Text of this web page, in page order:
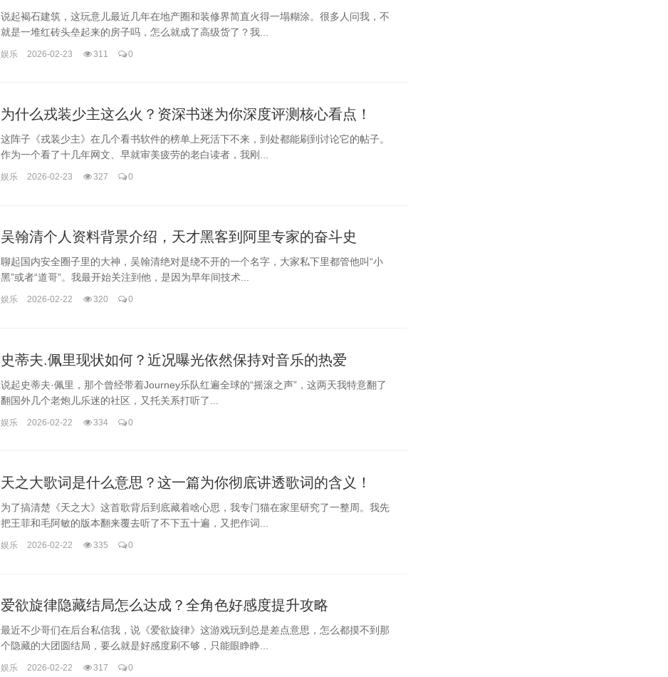
说起褐石建筑，这玩意儿最近几年在地产圈和装修界简直火得一塌糊涂。很多人问我，不
就是一堆红砖头垒起来的房子吗，怎么就成了高级货了？我...
娱乐 2026-02-23 311 0
为什么戎装少主这么火？资深书迷为你深度评测核心看点！
这阵子《戎装少主》在几个看书软件的榜单上死活下不来，到处都能刷到讨论它的帖子。
作为一个看了十几年网文、早就审美疲劳的老白读者，我刚...
娱乐 2026-02-23 327 0
吴翰清个人资料背景介绍，天才黑客到阿里专家的奋斗史
聊起国内安全圈子里的大神，吴翰清绝对是绕不开的一个名字，大家私下里都管他叫“小
黑”或者“道哥”。我最开始关注到他，是因为早年间技术...
娱乐 2026-02-22 320 0
史蒂夫.佩里现状如何？近况曝光依然保持对音乐的热爱
说起史蒂夫·佩里，那个曾经带着Journey乐队红遍全球的“摇滚之声”，这两天我特意翻了
翻国外几个老炮儿乐迷的社区，又托关系打听了...
娱乐 2026-02-22 334 0
天之大歌词是什么意思？这一篇为你彻底讲透歌词的含义！
为了搞清楚《天之大》这首歌背后到底藏着啥心思，我专门猫在家里研究了一整周。我先
把王菲和毛阿敏的版本翻来覆去听了不下五十遍，又把作词...
娱乐 2026-02-22 335 0
爱欲旋律隐藏结局怎么达成？全角色好感度提升攻略
最近不少哥们在后台私信我，说《爱欲旋律》这游戏玩到总是差点意思，怎么都摸不到那
个隐藏的大团圆结局，要么就是好感度刷不够，只能眼睁睁...
娱乐 2026-02-22 317 0